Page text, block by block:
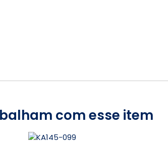
com esse item